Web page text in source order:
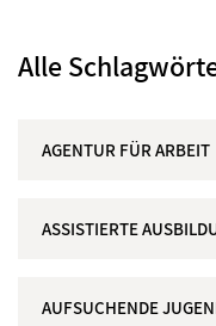
Alle
AGENTUR FÜR ARBEIT
ASSISTIERTE
AUFSUCHENDE